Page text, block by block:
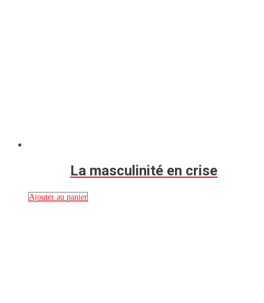
La masculinité en crise
Ajouter au panier